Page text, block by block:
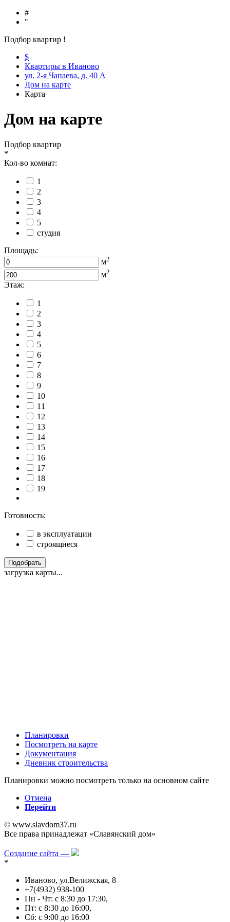
#
"
Подбор квартир !
$
Квартиры в Иваново
ул. 2-я Чапаева, д. 40 А
Дом на карте
Карта
Дом на карте
Подбор квартир
*
Кол-во комнат:
1
2
3
4
5
студия
Площадь:
м2
м2
Этаж:
1
2
3
4
5
6
7
8
9
10
11
12
13
14
15
16
17
18
19
Готовность:
в эксплуатации
строящиеся
Подобрать
загрузка карты...
Планировки
Посмотреть на карте
Документация
Дневник строительства
Планировки можно посмотреть только на основном сайте
Отмена
Перейти
© www.slavdom37.ru
Все права принадлежат «Славянский дом»
Создание сайта —
*
Иваново, ул.Велижская, 8
+7(4932) 938-100
Пн - Чт: с 8:30 до 17:30,
Пт: с 8:30 до 16:00,
Сб: с 9:00 до 16:00